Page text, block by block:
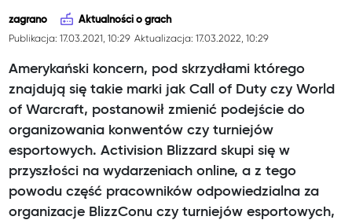
zagrano Aktualności o grach
Publikacja: 17.03.2021, 10:29 Aktualizacja: 17.03.2022, 10:29
Amerykański koncern, pod skrzydłami którego
znajdują się takie marki jak Call of Duty czy World
of Warcraft, postanowił zmienić podejście do
organizowania konwentów czy turniejów
esportowych. Activision Blizzard skupi się w
przyszłości na wydarzeniach online, a z tego
powodu część pracowników odpowiedzialna za
organizacje BlizzConu czy turniejów esportowych,